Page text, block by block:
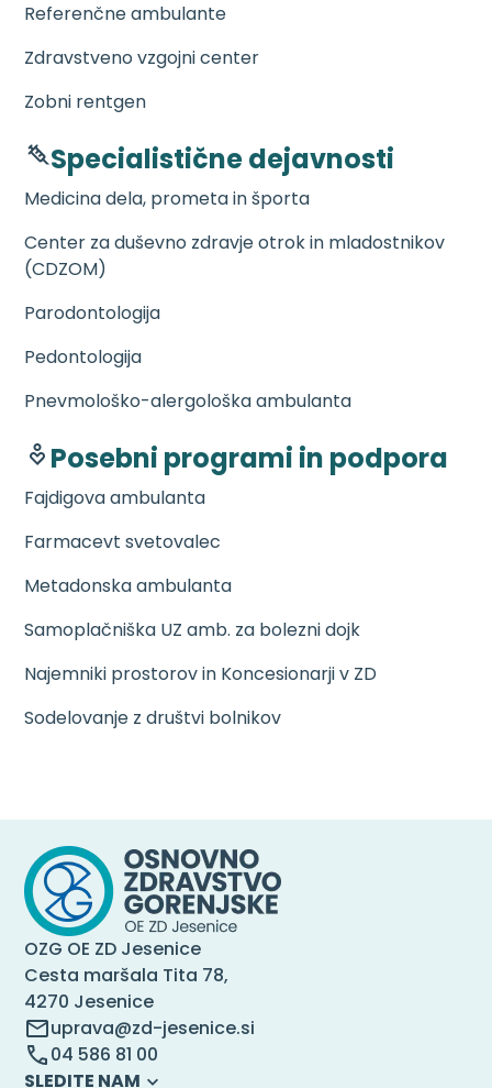
Referenčne ambulante
Zdravstveno vzgojni center
Zobni rentgen
Specialistične dejavnosti
Medicina dela, prometa in športa
Center za duševno zdravje otrok in mladostnikov
(CDZOM)
Parodontologija
Pedontologija
Pnevmološko-alergološka ambulanta
Posebni programi in podpora
Fajdigova ambulanta
Farmacevt svetovalec
Metadonska ambulanta
Samoplačniška UZ amb. za bolezni dojk
Najemniki prostorov in Koncesionarji v ZD
Sodelovanje z društvi bolnikov
OZG OE ZD Jesenice
Cesta maršala Tita 78,
4270 Jesenice
uprava@zd-jesenice.si
04 586 81 00
SLEDITE NAM